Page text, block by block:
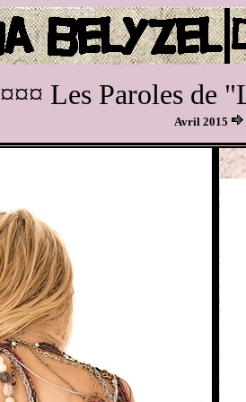
¤¤¤ Les Paroles de
Avril 2015